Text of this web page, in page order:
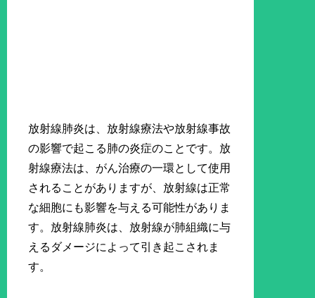
放射線肺炎は、放射線療法や放射線事故
の影響で起こる肺の炎症のことです。放
射線療法は、がん治療の一環として使用
されることがありますが、放射線は正常
な細胞にも影響を与える可能性がありま
す。放射線肺炎は、放射線が肺組織に与
えるダメージによって引き起こされま
す。